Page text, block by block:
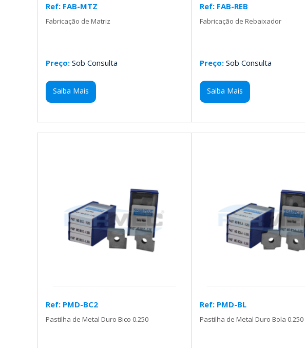
Ref: FAB-MTZ
Fabricação de Matriz
Preço: Sob Consulta
Saiba Mais
Ref: FAB-REB
Fabricação de Rebaixador
Preço: Sob Consulta
Saiba Mais
Ref: PMD-BC2
Pastilha de Metal Duro Bico 0.250
Ref: PMD-BL
Pastilha de Metal Duro Bola 0.250